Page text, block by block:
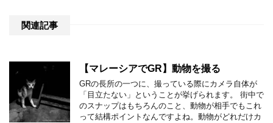
関連記事
【マレーシアでGR】動物を撮る
GRの長所の一つに、撮っている際にカメラ自体が
「目立たない」ということが挙げられます。 街中で
のスナップはもちろんのこと、動物が相手でもこれ
って結構ポイントなんですよね。動物がどれだけカ